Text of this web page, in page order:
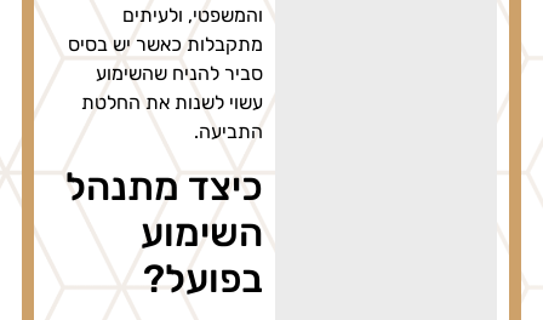
והמשפטי, ולעיתים
מתקבלות כאשר יש בסיס
סביר להניח שהשימוע
עשוי לשנות את החלטת
התביעה.
כיצד מתנהל
השימוע
בפועל?